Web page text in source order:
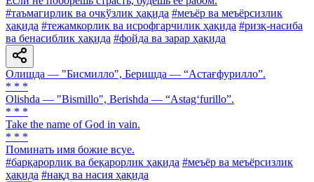
#таъмагирлик ва очкўзлик ҳақида #меъёр ва меъёрсизлик
ҳақида #тежамкорлик ва исрофгарчилик ҳақида #ризқ-насиба
ва бенасиблик ҳақида #фойда ва зарар ҳақида
Олишда — "Бисмилло", Беришда — “Астағфурилло”.
* * *
Olishda — "Bismillo", Berishda — “Astag‘furillo”.
* * *
Take the name of God in vain.
* * *
Поминать имя божие всуе.
#барқарорлик ва беқарорлик ҳақида #меъёр ва меъёрсизлик
ҳақида #нақд ва насия ҳақида